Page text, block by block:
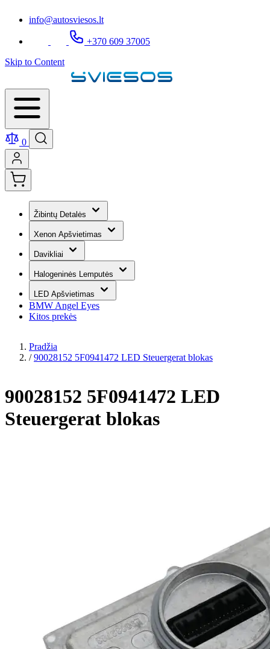
info@autosviesos.lt
+370 609 37005
Skip to Content
0
Žibintų Detalės
Xenon Apšvietimas
Davikliai
Halogeninės Lemputės
LED Apšvietimas
BMW Angel Eyes
Kitos prekės
Pradžia
/ 90028152 5F0941472 LED Steuergerat blokas
90028152 5F0941472 LED
Steuergerat blokas